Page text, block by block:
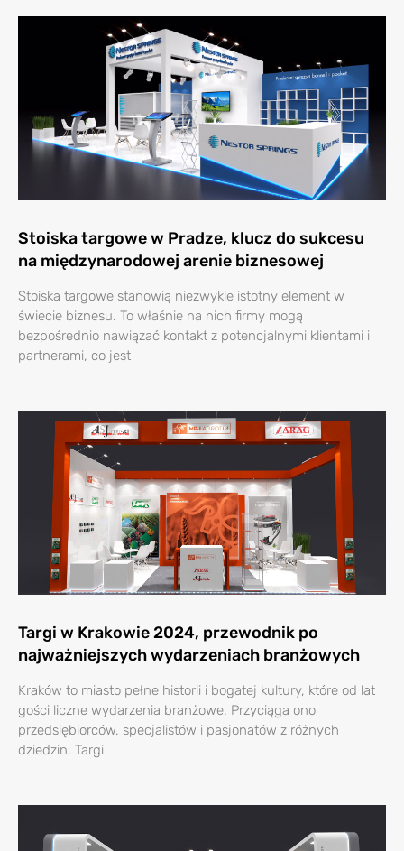
Stoiska targowe w Pradze, klucz do sukcesu
na międzynarodowej arenie biznesowej
Stoiska targowe stanowią niezwykle istotny element w
świecie biznesu. To właśnie na nich firmy mogą
bezpośrednio nawiązać kontakt z potencjalnymi klientami i
partnerami, co jest
Targi w Krakowie 2024, przewodnik po
najważniejszych wydarzeniach branżowych
Kraków to miasto pełne historii i bogatej kultury, które od lat
gości liczne wydarzenia branżowe. Przyciąga ono
przedsiębiorców, specjalistów i pasjonatów z różnych
dziedzin. Targi